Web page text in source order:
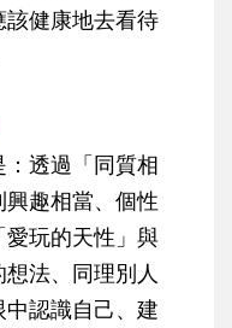
健康地去看待
透過「同質相
趣相當、個性
玩的天性」與
法、同理別人
認識自己、建